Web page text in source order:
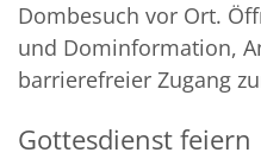
Dombesuch vor Ort.
und Dominformation,
barrierefreier Zugang
Gottesdienst feiern